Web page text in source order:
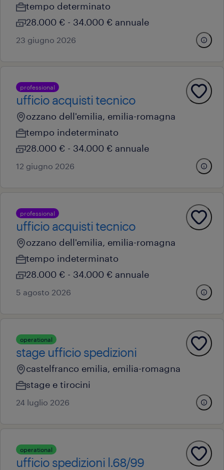
tempo determinato
28.000 € - 34.000 € annuale
23 giugno 2026
professional
ufficio acquisti tecnico
ozzano dell'emilia, emilia-romagna
tempo indeterminato
28.000 € - 34.000 € annuale
12 giugno 2026
professional
ufficio acquisti tecnico
ozzano dell'emilia, emilia-romagna
tempo indeterminato
28.000 € - 34.000 € annuale
5 agosto 2026
operational
stage ufficio spedizioni
castelfranco emilia, emilia-romagna
stage e tirocini
24 luglio 2026
operational
ufficio spedizioni l.68/99